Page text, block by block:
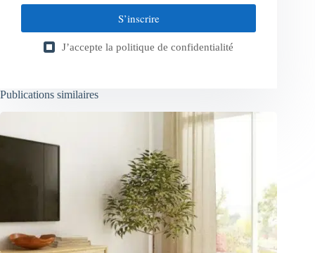
S’inscrire
J’accepte la politique de confidentialité
Publications similaires